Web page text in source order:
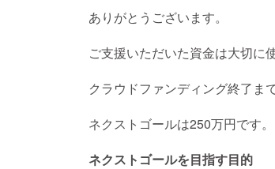
ありがとうございます。
ご支援いただいた資金は大切に
クラウドファンディング終了ま
ネクストゴールは250万円です。
ネクストゴールを目指す目的